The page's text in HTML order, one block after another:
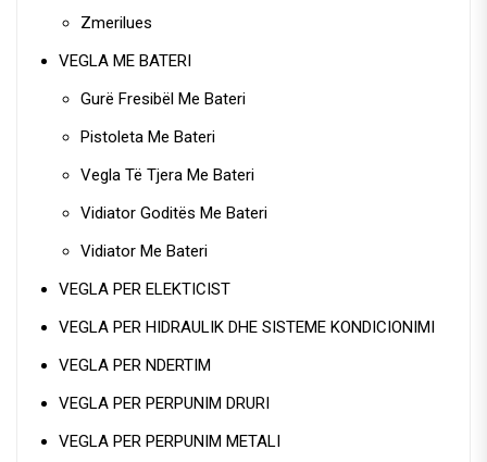
Zmerilues
VEGLA ME BATERI
Gurë Fresibël Me Bateri
Pistoleta Me Bateri
Vegla Të Tjera Me Bateri
Vidiator Goditës Me Bateri
Vidiator Me Bateri
VEGLA PER ELEKTICIST
VEGLA PER HIDRAULIK DHE SISTEME KONDICIONIMI
VEGLA PER NDERTIM
VEGLA PER PERPUNIM DRURI
VEGLA PER PERPUNIM METALI